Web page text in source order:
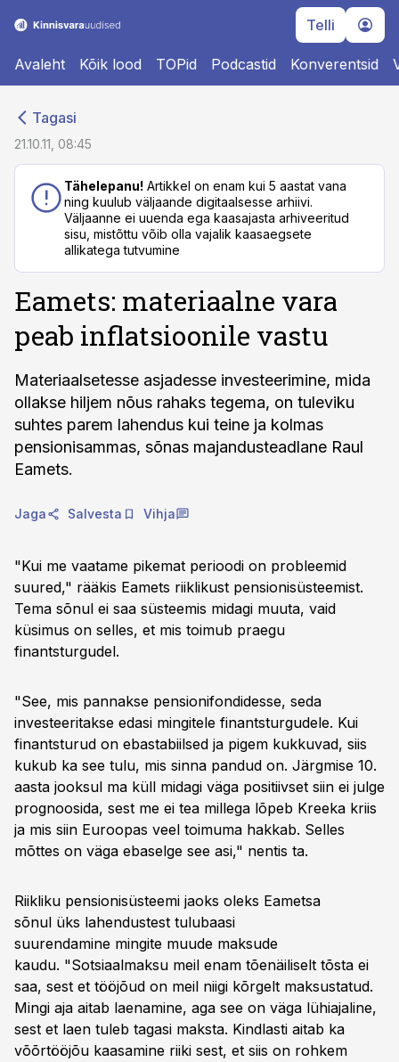
Telli
Avaleht Kõik lood TOPid Podcastid Konverentsid
Tagasi
21.10.11, 08:45
Tähelepanu! Artikkel on enam kui 5 aastat vana
ning kuulub väljaande digitaalsesse arhiivi.
Väljaanne ei uuenda ega kaasajasta arhiveeritud
sisu, mistõttu võib olla vajalik kaasaegsete
allikatega tutvumine
Eamets: materiaalne vara
peab inflatsioonile vastu
Materiaalsetesse asjadesse investeerimine, mida
ollakse hiljem nõus rahaks tegema, on tuleviku
suhtes parem lahendus kui teine ja kolmas
pensionisammas, sõnas majandusteadlane Raul
Eamets.
Jaga Salvesta Vihja
"Kui me vaatame pikemat perioodi on probleemid
suured," rääkis Eamets riiklikust pensionisüsteemist.
Tema sõnul ei saa süsteemis midagi muuta, vaid
küsimus on selles, et mis toimub praegu
finantsturgudel.
"See, mis pannakse pensionifondidesse, seda
investeeritakse edasi mingitele finantsturgudele. Kui
finantsturud on ebastabiilsed ja pigem kukkuvad, siis
kukub ka see tulu, mis sinna pandud on. Järgmise 10.
aasta jooksul ma küll midagi väga positiivset siin ei julge
prognoosida, sest me ei tea millega lõpeb Kreeka kriis
ja mis siin Euroopas veel toimuma hakkab. Selles
mõttes on väga ebaselge see asi," nentis ta.
Riikliku pensionisüsteemi jaoks oleks Eametsa
sõnul üks lahendustest tulubaasi
suurendamine mingite muude maksude
kaudu. "Sotsiaalmaksu meil enam tõenäiliselt tõsta ei
saa, sest et tööjõud on meil niigi kõrgelt maksustatud.
Mingi aja aitab laenamine, aga see on väga lühiajaline,
sest et laen tuleb tagasi maksta. Kindlasti aitab ka
võõrtööjõu kaasamine riiki sest, et siis on rohkem